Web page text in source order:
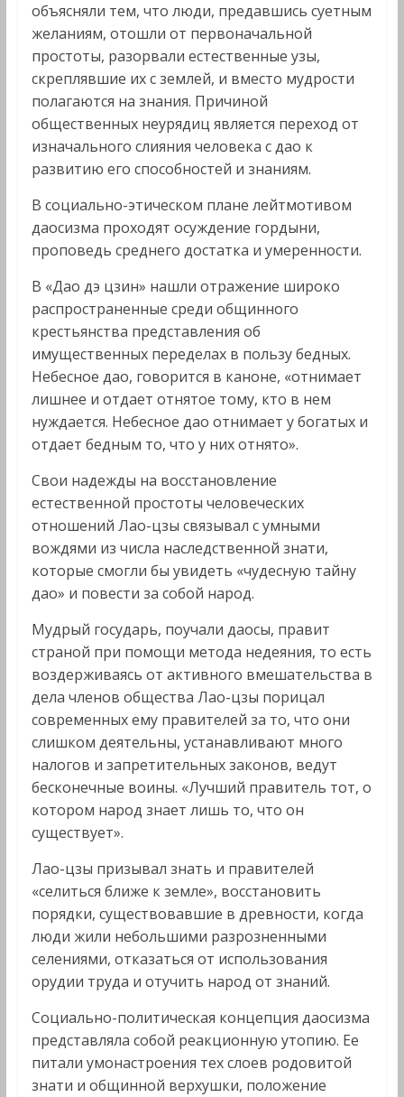
объясняли тем, что люди, предавшись суетным
желаниям, отошли от первоначальной
простоты, разорвали естественные узы,
скреплявшие их с землей, и вместо мудрости
полагаются на знания. Причиной
общественных неурядиц является переход от
изначального слияния человека с дао к
развитию его способностей и знаниям.
В социально-этическом плане лейтмотивом
даосизма проходят осуждение гордыни,
проповедь среднего достатка и умеренности.
В «Дао дэ цзин» нашли отражение широко
распространенные среди общинного
крестьянства представления об
имущественных переделах в пользу бедных.
Небесное дао, говорится в каноне, «отнимает
лишнее и отдает отнятое тому, кто в нем
нуждается. Небесное дао отнимает у богатых и
отдает бедным то, что у них отнято».
Свои надежды на восстановление
естественной простоты человеческих
отношений Лао-цзы связывал с умными
вождями из числа наследственной знати,
которые смогли бы увидеть «чудесную тайну
дао» и повести за собой народ.
Мудрый государь, поучали даосы, правит
страной при помощи метода недеяния, то есть
воздерживаясь от активного вмешательства в
дела членов общества Лао-цзы порицал
современных ему правителей за то, что они
слишком деятельны, устанавливают много
налогов и запретительных законов, ведут
бесконечные воины. «Лучший правитель тот, о
котором народ знает лишь то, что он
существует».
Лао-цзы призывал знать и правителей
«селиться ближе к земле», восстановить
порядки, существовавшие в древности, когда
люди жили небольшими разрозненными
селениями, отказаться от использования
орудии труда и отучить народ от знаний.
Социально-политическая концепция даосизма
представляла собой реакционную утопию. Ее
питали умонастроения тех слоев родовитой
знати и общинной верхушки, положение